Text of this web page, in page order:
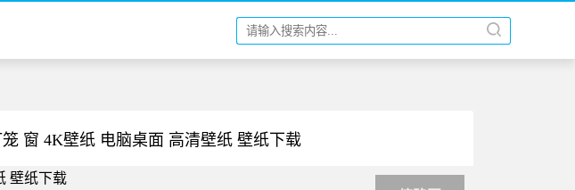
窗 4K壁纸 电脑桌面 高清壁纸 壁纸下载